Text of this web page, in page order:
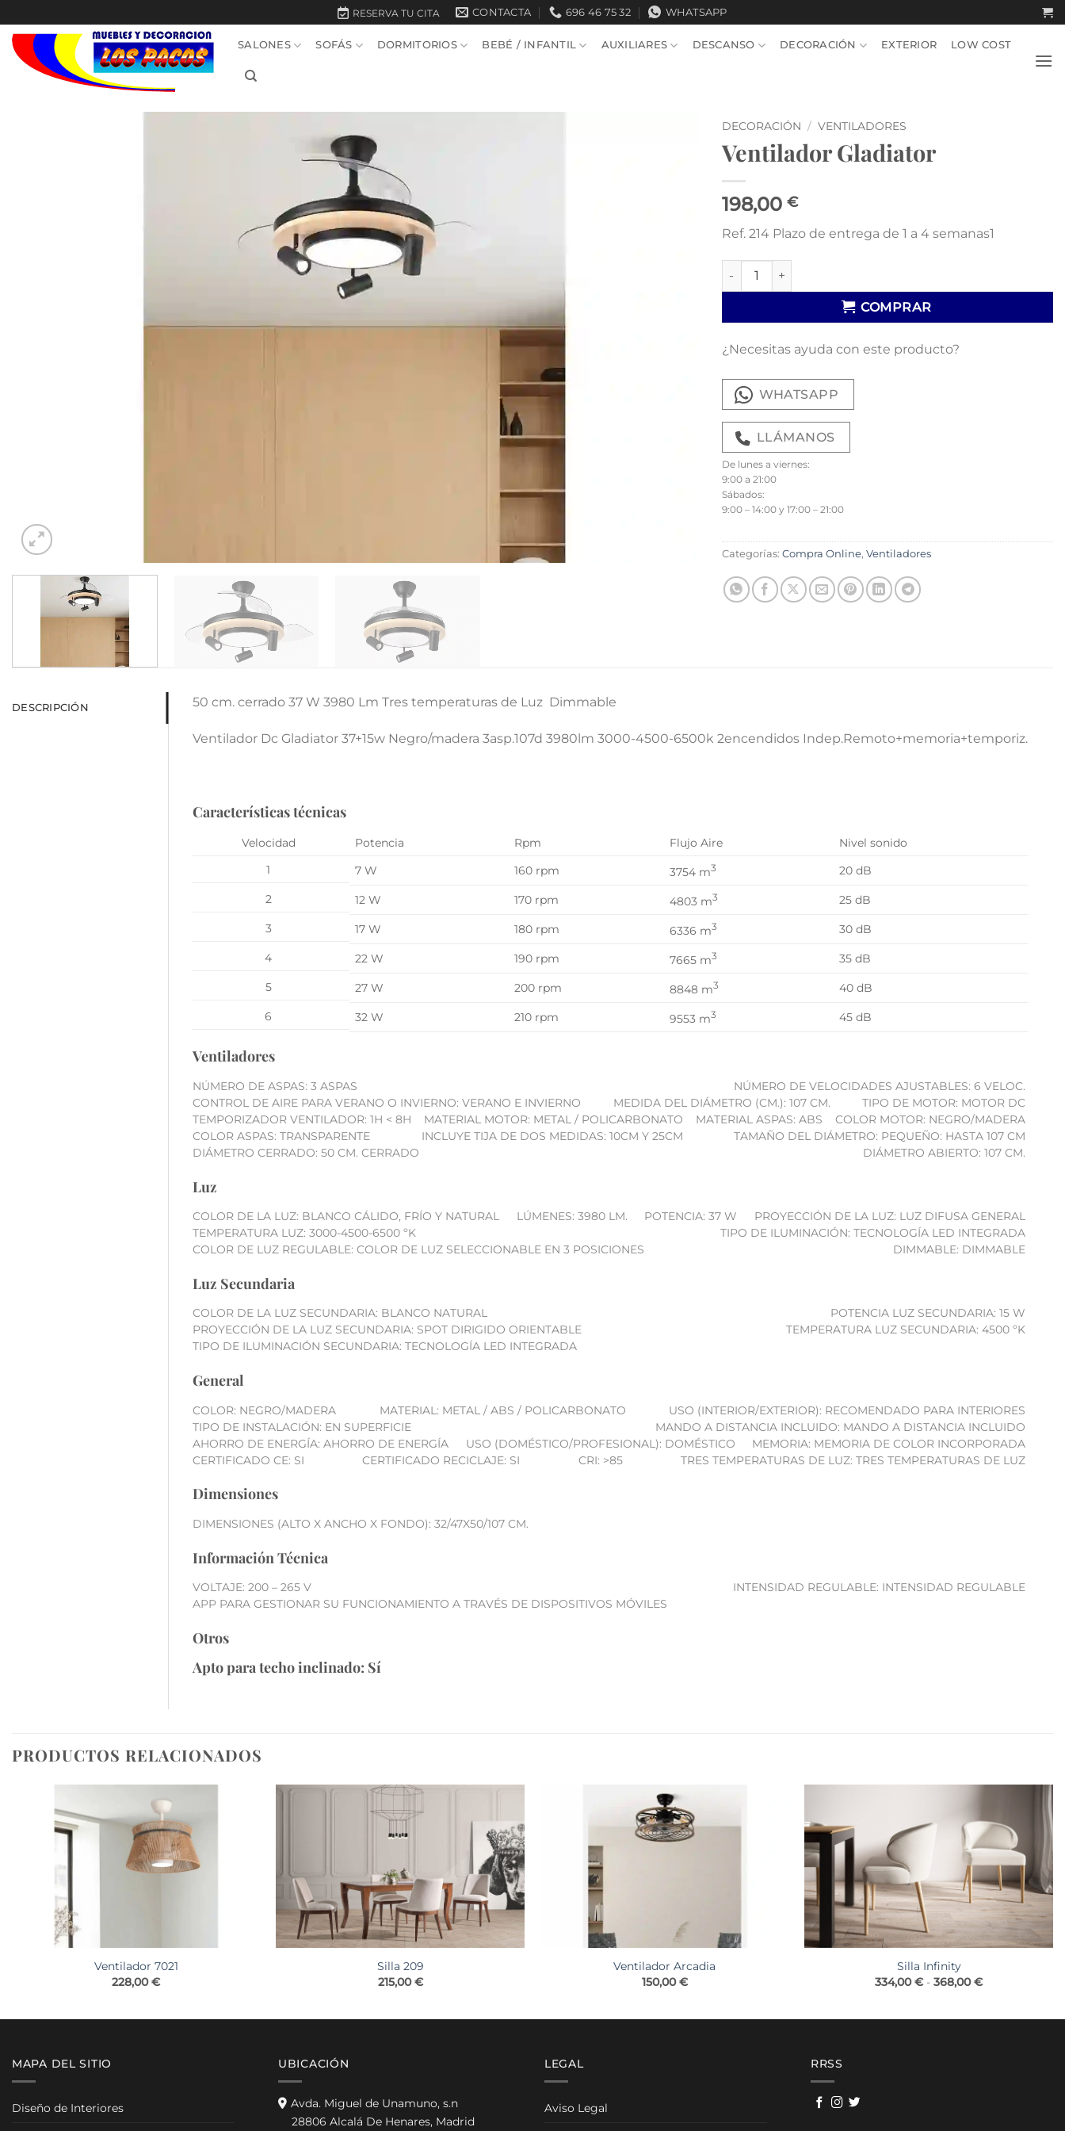
al
contenido
RESERVA TU CITA CONTACTA 696 46 75 32 WHATSAPP
SALONES SOFÁS DORMITORIOS BEBÉ / INFANTIL AUXILIARES DESCANSO DECORACIÓN EXTERIOR LOW COST
DECORACIÓN / VENTILADORES
Ventilador Gladiator
198,00 €
Ref. 214 Plazo de entrega de 1 a 4 semanas1
Ventilador Gladiator cantidad
COMPRAR
¿Necesitas ayuda con este producto?
WHATSAPP
LLÁMANOS
De lunes a viernes:
9:00 a 21:00
Sábados:
9:00 – 14:00 y 17:00 – 21:00
Categorías: Compra Online, Ventiladores
DESCRIPCIÓN 50 cm. cerrado 37 W 3980 Lm Tres temperaturas de Luz Dimmable
Ventilador Dc Gladiator 37+15w Negro/madera 3asp.107d 3980lm 3000-4500-6500k 2encendidos Indep.Remoto+memoria+temporiz.
Características técnicas
Velocidad Potencia Rpm Flujo Aire
Nivel sonido
1
7 W 160 rpm 3754 m3
20 dB
2
12 W 170 rpm 4803 m3
25 dB
3
17 W 180 rpm 6336 m3
30 dB
4
22 W 190 rpm 7665 m3
35 dB
5
27 W 200 rpm 8848 m3
40 dB
6
32 W 210 rpm 9553 m3 45 dB
Ventiladores
NÚMERO DE ASPAS: 3 ASPAS
NÚMERO DE VELOCIDADES AJUSTABLES: 6 VELOC.
CONTROL DE AIRE PARA VERANO O INVIERNO: VERANO E INVIERNO
MEDIDA DEL DIÁMETRO (CM.): 107 CM.
TIPO DE MOTOR: MOTOR DC
TEMPORIZADOR VENTILADOR: 1H < 8H
MATERIAL MOTOR: METAL / POLICARBONATO MATERIAL ASPAS: ABS
COLOR MOTOR: NEGRO/MADERA
COLOR ASPAS: TRANSPARENTE
INCLUYE TIJA DE DOS MEDIDAS: 10CM Y 25CM
TAMAÑO DEL DIÁMETRO: PEQUEÑO: HASTA 107 CM
DIÁMETRO CERRADO: 50 CM. CERRADO
DIÁMETRO ABIERTO: 107 CM.
Luz
COLOR DE LA LUZ: BLANCO CÁLIDO, FRÍO Y NATURAL LÚMENES: 3980 LM. POTENCIA: 37 W
PROYECCIÓN DE LA LUZ: LUZ DIFUSA GENERAL
TEMPERATURA LUZ: 3000-4500-6500 ºK
TIPO DE ILUMINACIÓN: TECNOLOGÍA LED INTEGRADA
COLOR DE LUZ REGULABLE: COLOR DE LUZ SELECCIONABLE EN 3 POSICIONES
DIMMABLE: DIMMABLE
Luz Secundaria
COLOR DE LA LUZ SECUNDARIA: BLANCO NATURAL
POTENCIA LUZ SECUNDARIA: 15 W
PROYECCIÓN DE LA LUZ SECUNDARIA: SPOT DIRIGIDO ORIENTABLE
TEMPERATURA LUZ SECUNDARIA: 4500 ºK
TIPO DE ILUMINACIÓN SECUNDARIA: TECNOLOGÍA LED INTEGRADA
General
COLOR: NEGRO/MADERA MATERIAL: METAL / ABS / POLICARBONATO
USO (INTERIOR/EXTERIOR): RECOMENDADO PARA INTERIORES
TIPO DE INSTALACIÓN: EN SUPERFICIE
MANDO A DISTANCIA INCLUIDO: MANDO A DISTANCIA INCLUIDO
AHORRO DE ENERGÍA: AHORRO DE ENERGÍA
USO (DOMÉSTICO/PROFESIONAL): DOMÉSTICO
MEMORIA: MEMORIA DE COLOR INCORPORADA
CERTIFICADO CE: SI
CERTIFICADO RECICLAJE: SI CRI: >85 TRES TEMPERATURAS DE LUZ: TRES TEMPERATURAS DE LUZ
Dimensiones
DIMENSIONES (ALTO X ANCHO X FONDO): 32/47X50/107 CM.
Información Técnica
VOLTAJE: 200 – 265 V
INTENSIDAD REGULABLE: INTENSIDAD REGULABLE
APP PARA GESTIONAR SU FUNCIONAMIENTO A TRAVÉS DE DISPOSITIVOS MÓVILES
Otros
Apto para techo inclinado: Sí
PRODUCTOS RELACIONADOS
Ventilador 7021
228,00€
Silla 209
215,00€
Ventilador Arcadia
150,00€
Silla Infinity
334,00€ - 368,00€Rango
MAPA DEL SITIO
Diseño de Interiores
UBICACIÓN
Avda. Miguel de Unamuno, s.n
28806 Alcalá De Henares, Madrid
LEGAL
Aviso Legal
RRSS